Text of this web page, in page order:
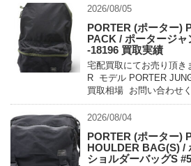
2026/08/05
PORTER (ポーター)
PACK / ポータージ
-18196 買取実績
宅配買取にてお売り頂
R モデル PORTER
買取相場 お問い合わせ
量でコンパクトに持ち
2026/08/04
PORTER (ポーター)
HOULDER BAG(S) /
ショルダーバッグS